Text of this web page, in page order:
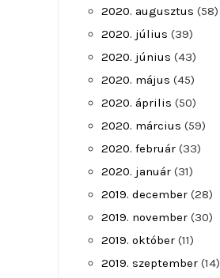
2020. augusztus (58)
2020. július (39)
2020. június (43)
2020. május (45)
2020. április (50)
2020. március (59)
2020. február (33)
2020. január (31)
2019. december (28)
2019. november (30)
2019. október (11)
2019. szeptember (14)